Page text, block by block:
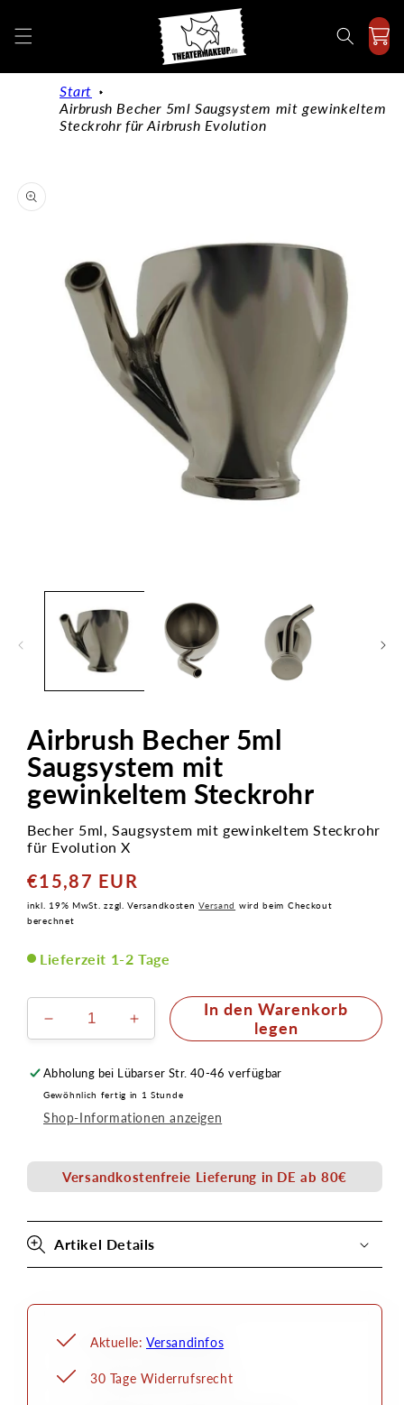
Inhalt
Start
Airbrush Becher 5ml Saugsystem mit gewinkeltem
Steckrohr für Airbrush Evolution
Airbrush Becher 5ml
Saugsystem mit
gewinkeltem Steckrohr
Becher 5ml, Saugsystem mit gewinkeltem Steckrohr
für Evolution X
Normaler
Preis
€15,87 EUR
inkl. 19% MwSt. zzgl. VersandkostenVersand wird beim Checkout
berechnet
Lieferzeit 1-2 Tage
Verringere
die
Menge
für
Airbrush
Becher
Saugsystem
mit
gewinkeltem
Airbrush
Evolution
Erhöhe
die
Menge
für
Airbrush
Becher
Saugsystem
mit
gewinkeltem
Airbrush
Evolution
In den Warenkorb
legen
Abholung bei Lübarser Str. 40-46 verfügbar
Gewöhnlich fertig in 1 Stunde
Shop-Informationen anzeigen
Versandkostenfreie Lieferung in DE ab 80€
Artikel Details
Aktuelle: Versandinfos
30 Tage Widerrufsrecht